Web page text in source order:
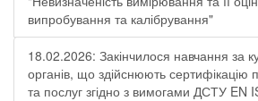
випробування та калібрування"
18.02.2026: Закінчилося навчання за
органів, що здійснюють сертифікацію
та послуг згідно з вимогами ДСТУ EN